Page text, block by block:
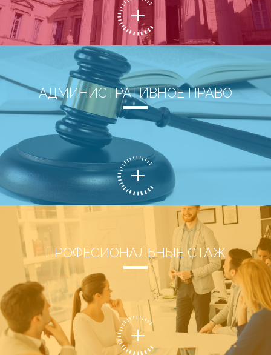
АДМИНИСТРАТИВНОЕ ПРАВО
ПРОФЕСИОНАЛЬНЫЕ СТАЖ